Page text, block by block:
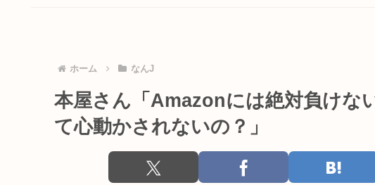
普通の日本人「アレ..?まともな政治議論できんの『自民党』しか
アメリカ人美少女（白人、金髪碧眼、処女、10代）と結婚したい
ホーム なんJ
本屋さん「Amazonには絶対負けな
て心動かされないの？」